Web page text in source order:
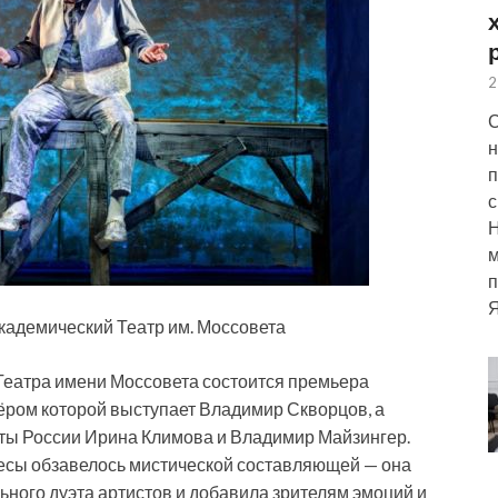
Театр им. Моссовета
имени Моссовета состоится премьера
которой выступает Владимир Скворцов, а
России Ирина Климова и Владимир Майзингер.
обзавелось мистической составляющей — она
дуэта артистов и добавила зрителям эмоций и